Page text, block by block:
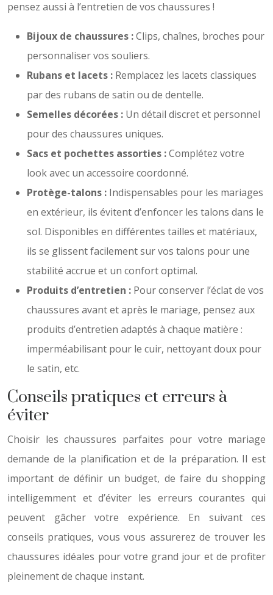
pensez aussi à l’entretien de vos chaussures !
Bijoux de chaussures :Clips, chaînes, broches pour
personnaliser vos souliers.
Rubans et lacets : Remplacez les lacets classiques
par des rubans de satin ou de dentelle.
Semelles décorées : Un détail discret et personnel
pour des chaussures uniques.
Sacs et pochettes assorties :Complétez votre
look avec un accessoire coordonné.
Protège-talons : Indispensables pour les mariages
en extérieur, ils évitent d’enfoncer les talons dans le
sol. Disponibles en différentes tailles et matériaux,
ils se glissent facilement sur vos talons pour une
stabilité accrue et un confort optimal.
Produits d’entretien : Pour conserver l’éclat de vos
chaussures avant et après le mariage, pensez aux
produits d’entretien adaptés à chaque matière :
imperméabilisant pour le cuir, nettoyant doux pour
le satin, etc.
Conseils pratiques et erreurs à
éviter
Choisir les chaussures parfaites pour votre mariage
demande de la planification et de la préparation. Il est
important de définir un budget, de faire du shopping
intelligemment et d’éviter les erreurs courantes qui
peuvent gâcher votre expérience. En suivant ces
conseils pratiques, vous vous assurerez de trouver les
chaussures idéales pour votre grand jour et de profiter
pleinement de chaque instant.